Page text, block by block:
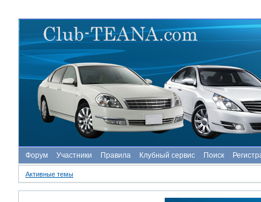
Форум Участники Правила Клубный сервис Поиск
Активные темы